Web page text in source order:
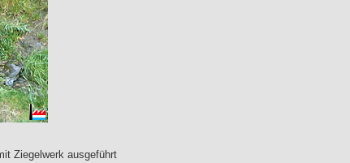
Ziegelwerk ausgeführt